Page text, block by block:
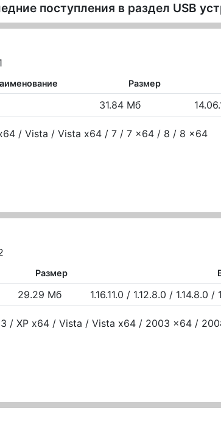
поступления в раздел USB
Размер
31.84 Мб
/ Vista / Vista x64 / 7 / 7 x64 / 8 / 8 x64
Размер
29.29 Мб 1.16.11.0 / 1.12.8.0 / 1.14.8.0 /
/ XP x64 / Vista / Vista x64 / 2003 x64 /